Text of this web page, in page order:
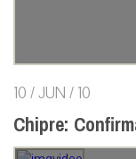
10 / JUN / 10
Chipre: